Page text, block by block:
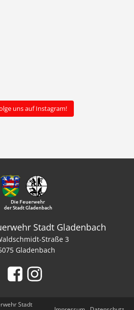
uns auf Instagram!
Die Feuerwehr
der Stadt Gladenbach
Stadt Gladenbach
Straße 3
Gladenbach
Stadt